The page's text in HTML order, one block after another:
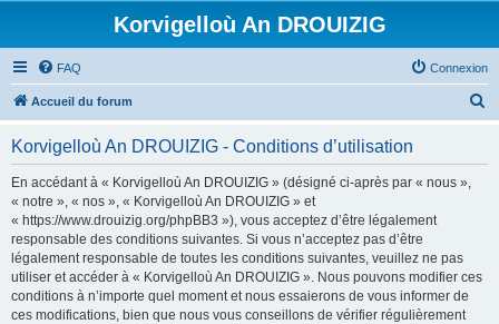
Korvigelloù An DROUIZIG
FAQ Connexion
Accueil du forum
Korvigelloù An DROUIZIG - Conditions d’utilisation
En accédant à « Korvigelloù An DROUIZIG » (désigné ci-après par « nous »,
« notre », « nos », « Korvigelloù An DROUIZIG » et
« https://www.drouizig.org/phpBB3 »), vous acceptez d’être légalement
responsable des conditions suivantes. Si vous n’acceptez pas d’être
légalement responsable de toutes les conditions suivantes, veuillez ne pas
utiliser et accéder à « Korvigelloù An DROUIZIG ». Nous pouvons modifier ces
conditions à n’importe quel moment et nous essaierons de vous informer de
ces modifications, bien que nous vous conseillons de vérifier régulièrement